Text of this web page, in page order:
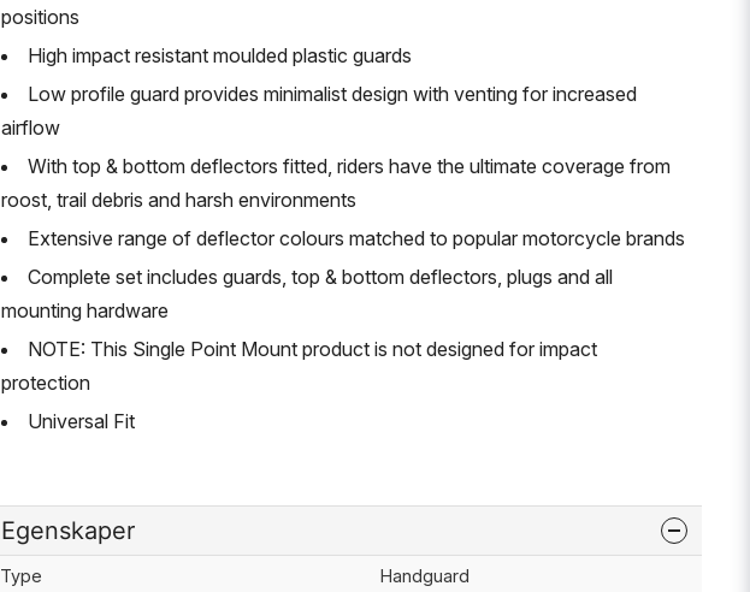
positions
High impact resistant moulded plastic guards
Low profile guard provides minimalist design with venting for increased
airflow
With top & bottom deflectors fitted, riders have the ultimate coverage from
roost, trail debris and harsh environments
Extensive range of deflector colours matched to popular motorcycle brands
Complete set includes guards, top & bottom deflectors, plugs and all
mounting hardware
NOTE: This Single Point Mount product is not designed for impact
protection
Universal Fit
Egenskaper
Type Handguard